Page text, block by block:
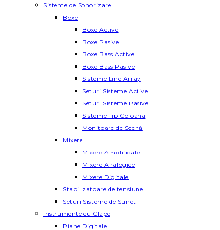
Sisteme de Sonorizare
Boxe
Boxe Active
Boxe Pasive
Boxe Bass Active
Boxe Bass Pasive
Sisteme Line Array
Seturi Sisteme Active
Seturi Sisteme Pasive
Sisteme Tip Coloana
Monitoare de Scenă
Mixere
Mixere Amplificate
Mixere Analogice
Mixere Digitale
Stabilizatoare de tensiune
Seturi Sisteme de Sunet
Instrumente cu Clape
Piane Digitale